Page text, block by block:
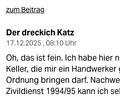
zum Beitrag
Der dreckich Katz
17.12.2025 , 08:10 Uhr
Oh, das ist fein. Ich habe hier
Keller, die mir ein
Ordnung bringen darf.
Zivildienst 1994/95 kann ich